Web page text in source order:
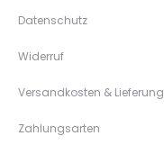
Datenschutz
Widerruf
Versandkosten & Lieferung
Zahlungsarten